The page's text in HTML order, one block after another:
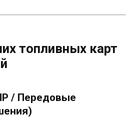
топливных карт
/ Передовые